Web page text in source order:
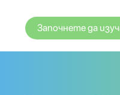
Започнете да